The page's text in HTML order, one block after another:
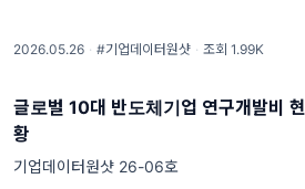
2026.05.26 · #기업데이터원샷 · 조회 1.99K
글로벌 10대 반도체기업 연구개발비 현
황
기업데이터원샷 26-06호